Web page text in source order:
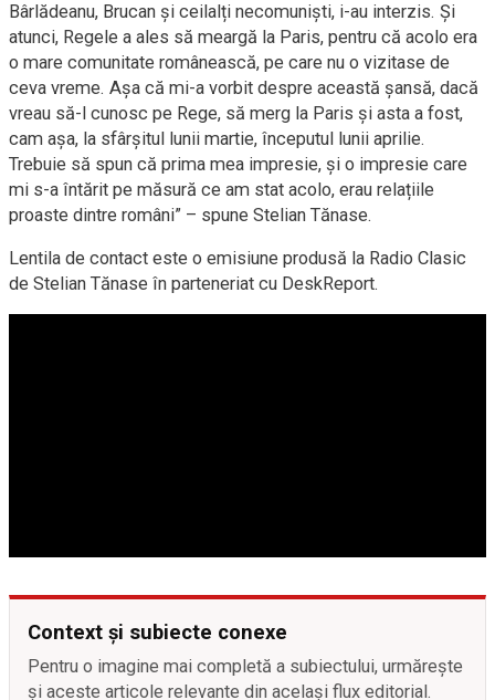
Bârlădeanu, Brucan și ceilalți necomuniști, i-au interzis. Și
atunci, Regele a ales să meargă la Paris, pentru că acolo era
o mare comunitate românească, pe care nu o vizitase de
ceva vreme. Așa că mi-a vorbit despre această șansă, dacă
vreau să-l cunosc pe Rege, să merg la Paris și asta a fost,
cam așa, la sfârșitul lunii martie, începutul lunii aprilie.
Trebuie să spun că prima mea impresie, și o impresie care
mi s-a întărit pe măsură ce am stat acolo, erau relațiile
proaste dintre români” – spune Stelian Tănase.
Lentila de contact este o emisiune produsă la Radio Clasic
de Stelian Tănase în parteneriat cu DeskReport.
Context și subiecte conexe
Pentru o imagine mai completă a subiectului, urmărește
și aceste articole relevante din același flux editorial.